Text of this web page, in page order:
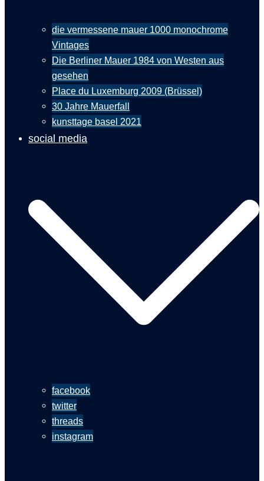
die vermessene mauer 1000 monochrome
Vintages
Die Berliner Mauer 1984 von Westen aus
gesehen
Place du Luxemburg 2009 (Brüssel)
30 Jahre Mauerfall
kunsttage basel 2021
social media
facebook
twitter
threads
instagram